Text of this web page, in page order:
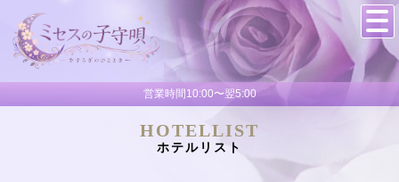
営業時間10:00〜翌5:00
HOTELLIST
ホテルリスト